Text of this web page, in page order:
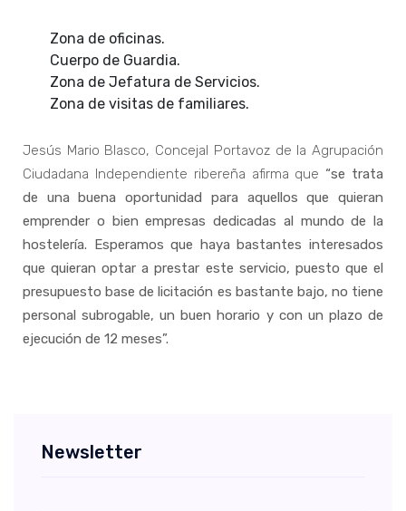
Zona de oficinas.
Cuerpo de Guardia.
Zona de Jefatura de Servicios.
Zona de visitas de familiares.
Jesús Mario Blasco, Concejal Portavoz de la Agrupación
Ciudadana Independiente ribereña afirma que “se trata
de una buena oportunidad para aquellos que quieran
emprender o bien empresas dedicadas al mundo de la
hostelería. Esperamos que haya bastantes interesados
que quieran optar a prestar este servicio, puesto que el
presupuesto base de licitación es bastante bajo, no tiene
personal subrogable, un buen horario y con un plazo de
ejecución de 12 meses”.
Newsletter